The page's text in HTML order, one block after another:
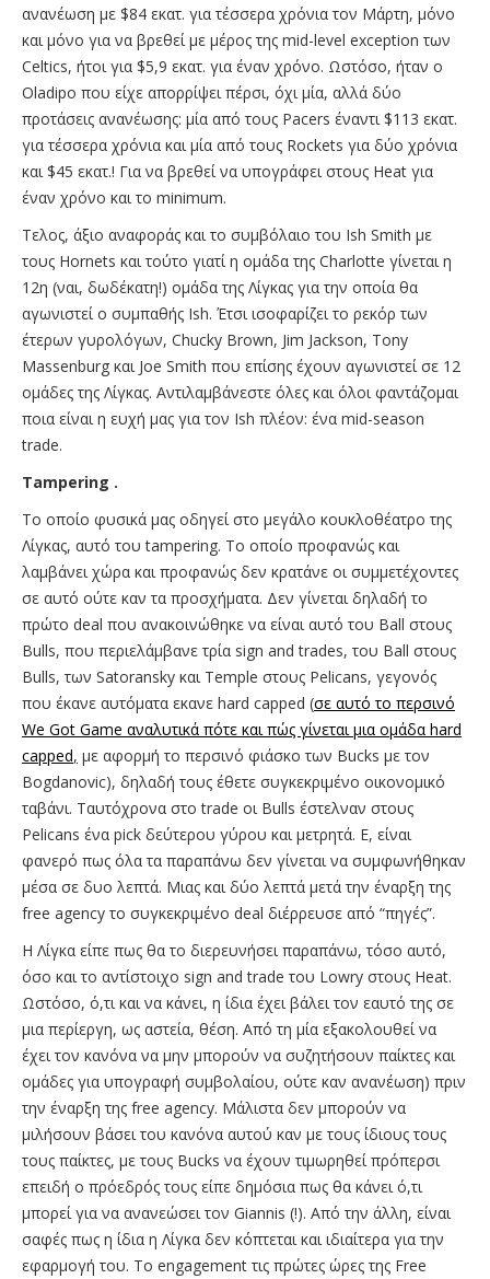
ανανέωση με $84 εκατ. για τέσσερα χρόνια τον Μάρτη, μόνο
και μόνο για να βρεθεί με μέρος της mid-level exception των
Celtics, ήτοι για $5,9 εκατ. για έναν χρόνο. Ωστόσο, ήταν ο
Oladipo που είχε απορρίψει πέρσι, όχι μία, αλλά δύο
προτάσεις ανανέωσης: μία από τους Pacers έναντι $113 εκατ.
για τέσσερα χρόνια και μία από τους Rockets για δύο χρόνια
και $45 εκατ.! Για να βρεθεί να υπογράφει στους Heat για
έναν χρόνο και το minimum.
Τελος, άξιο αναφοράς και το συμβόλαιο του Ish Smith με
τους Hornets και τούτο γιατί η ομάδα της Charlotte γίνεται η
12η (ναι, δωδέκατη!) ομάδα της Λίγκας για την οποία θα
αγωνιστεί ο συμπαθής Ish. Έτσι ισοφαρίζει το ρεκόρ των
έτερων γυρολόγων, Chucky Brown, Jim Jackson, Tony
Massenburg και Joe Smith που επίσης έχουν αγωνιστεί σε 12
ομάδες της Λίγκας. Αντιλαμβάνεστε όλες και όλοι φαντάζομαι
ποια είναι η ευχή μας για τον Ish πλέον: ένα mid-season
trade.
Tampering .
Το οποίο φυσικά μας οδηγεί στο μεγάλο κουκλοθέατρο της
Λίγκας, αυτό του tampering. Το οποίο προφανώς και
λαμβάνει χώρα και προφανώς δεν κρατάνε οι συμμετέχοντες
σε αυτό ούτε καν τα προσχήματα. Δεν γίνεται δηλαδή το
πρώτο deal που ανακοινώθηκε να είναι αυτό του Ball στους
Bulls, που περιελάμβανε τρία sign and trades, του Ball στους
Bulls, των Satoransky και Τemple στους Pelicans, γεγονός
που έκανε αυτόματα εκανε hard capped (σε αυτό το περσινό
We Got Game αναλυτικά πότε και πώς γίνεται μια ομάδα hard
capped, με αφορμή το περσινό φιάσκο των Bucks με τον
Bogdanovic), δηλαδή τους έθετε συγκεκριμένο οικονομικό
ταβάνι. Ταυτόχρονα στο trade οι Bulls έστελναν στους
Pelicans ένα pick δεύτερου γύρου και μετρητά. Ε, είναι
φανερό πως όλα τα παραπάνω δεν γίνεται να συμφωνήθηκαν
μέσα σε δυο λεπτά. Μιας και δύο λεπτά μετά την έναρξη της
free agency το συγκεκριμένο deal διέρρευσε από “πηγές”.
Η Λίγκα είπε πως θα το διερευνήσει παραπάνω, τόσο αυτό,
όσο και το αντίστοιχο sign and trade του Lowry στους Heat.
Ωστόσο, ό,τι και να κάνει, η ίδια έχει βάλει τον εαυτό της σε
μια περίεργη, ως αστεία, θέση. Από τη μία εξακολουθεί να
έχει τον κανόνα να μην μπορούν να συζητήσουν παίκτες και
ομάδες για υπογραφή συμβολαίου, ούτε καν ανανέωση) πριν
την έναρξη της free agency. Μάλιστα δεν μπορούν να
μιλήσουν βάσει του κανόνα αυτού καν με τους ίδιους τους
τους παίκτες, με τους Bucks να έχουν τιμωρηθεί πρόπερσι
επειδή ο πρόεδρός τους είπε δημόσια πως θα κάνει ό,τι
μπορεί για να ανανεώσει τον Giannis (!). Από την άλλη, είναι
σαφές πως η ίδια η Λίγκα δεν κόπτεται και ιδιαίτερα για την
εφαρμογή του. Το engagement τις πρώτες ώρες της Free